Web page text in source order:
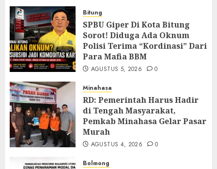
Bitung
SPBU Giper Di Kota Bitung
Sorot! Diduga Ada Oknum
Polisi Terima “Kordinasi” Dari
Para Mafia BBM
AGUSTUS 5, 2026 0
Minahasa
RD: Pemerintah Harus Hadir
di Tengah Masyarakat,
Pemkab Minahasa Gelar Pasar
Murah
AGUSTUS 4, 2026 0
Bolmong